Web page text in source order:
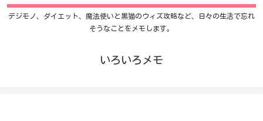
デジモノ、ダイエット、魔法使いと黒猫のウィズ攻略など、日々の生活で忘れ
そうなことをメモします。
いろいろメモ